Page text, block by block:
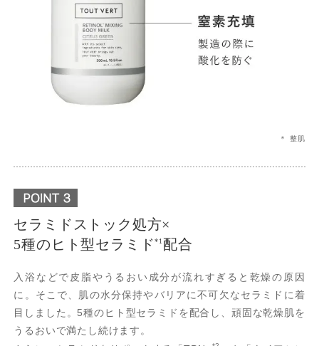
＊ 整肌
セラミドストック処方×
5種のヒト型セラミド*1配合
入浴などで皮脂やうるおい成分が流れすぎると乾燥の原因
に。そこで、肌の水分保持やバリアに不可欠なセラミドに着
目しました。5種のヒト型セラミドを配合し、頑固な乾燥肌を
うるおいで満たし続けます。